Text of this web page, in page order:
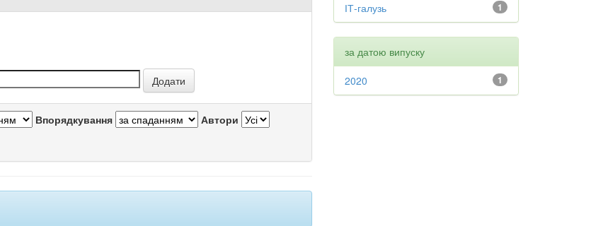
Впорядкування Автори
1
ІТ-галузь
за датою випуску
1
2020